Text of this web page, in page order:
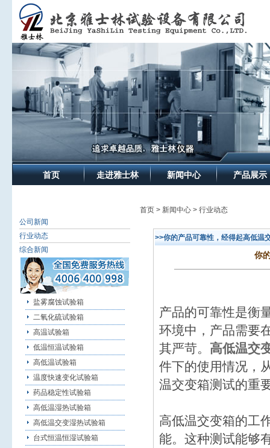
首页 走进雅士林 新闻中心 产品展示
公司新闻
行业动态
综合新闻
盐雾腐蚀试验箱
二氧化硫试验箱
高温试验箱
低温恒温试验箱
高低温试验箱
温度快速变化试验箱
药品稳定性试验箱
高低温湿热试验箱
高低温交变湿热试验箱
台式恒温恒湿试验箱
首页 > 新闻中心 > 行业动态
>>你的产品可靠性，经得起高低温
你
产品的可靠性是衡
环境中，产品需要
其严苛。 高低温交
件下的使用情况，
温交变箱测试的重
高低温交变箱的工
能。这种测试能够